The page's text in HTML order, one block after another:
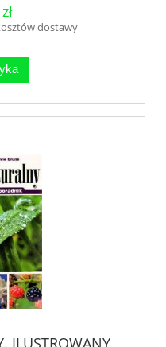
dostawy